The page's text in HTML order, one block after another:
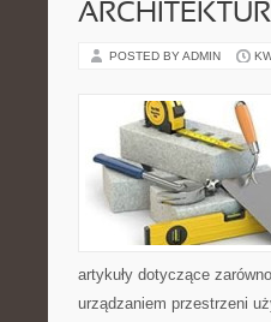
POSTED BY ADMIN
artykuły dotyczące
urządzaniem przestrzeni